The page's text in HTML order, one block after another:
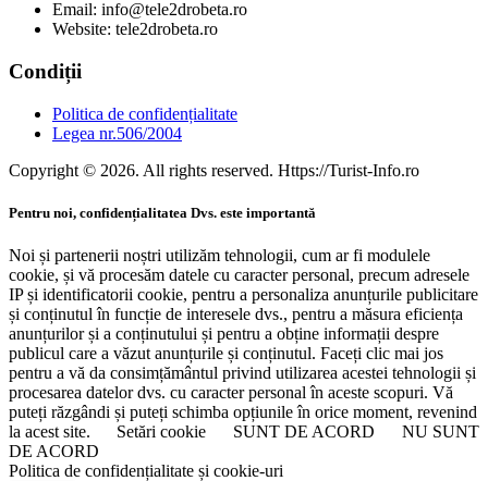
Email: info@tele2drobeta.ro
Website: tele2drobeta.ro
Condiții
Politica de confidențialitate
Legea nr.506/2004
Copyright © 2026. All rights reserved. Https://Turist-Info.ro
Pentru noi, confidențialitatea Dvs. este importantă
Noi și partenerii noștri utilizăm tehnologii, cum ar fi modulele
cookie, și vă procesăm datele cu caracter personal, precum adresele
IP și identificatorii cookie, pentru a personaliza anunțurile publicitare
și conținutul în funcție de interesele dvs., pentru a măsura eficiența
anunțurilor și a conținutului și pentru a obține informații despre
publicul care a văzut anunțurile și conținutul. Faceți clic mai jos
pentru a vă da consimțământul privind utilizarea acestei tehnologii și
procesarea datelor dvs. cu caracter personal în aceste scopuri. Vă
puteți răzgândi și puteți schimba opțiunile în orice moment, revenind
la acest site.
Setări cookie SUNT DE ACORD
NU SUNT
DE ACORD
Politica de confidențialitate și cookie-uri